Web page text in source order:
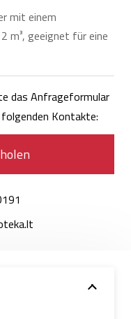
mit einem
m³, geeignet für eine
das Anfrageformular
Kontakte: